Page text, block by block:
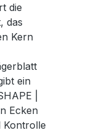
die
das
Kern
ein
|
Ecken
Kontrolle